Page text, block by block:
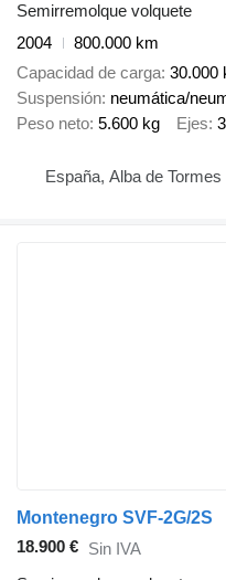
Semirremolque volquete
2004
800.000 km
Capacidad de carga 30.000
Suspensión neumática/
Peso neto 5.600 kg Ejes 3
España, Alba de Tormes
Montenegro SVF-2G/2S
18.900 € Sin IVA